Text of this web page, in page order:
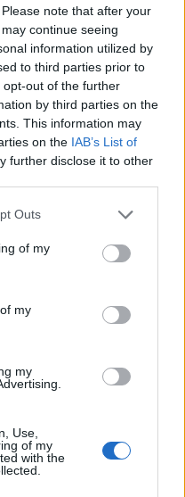
note that after your
continue seeing
information utilized by
to third parties prior to
out of the further
by third parties on the
This information may
on the IAB’s List of
further disclose it to other
Outs
of my
my
my
Use,
of my
with the
vzkaz
a chatu
16:37
online
17:36
hod.
: 458x
pro uživatele
mou zeď